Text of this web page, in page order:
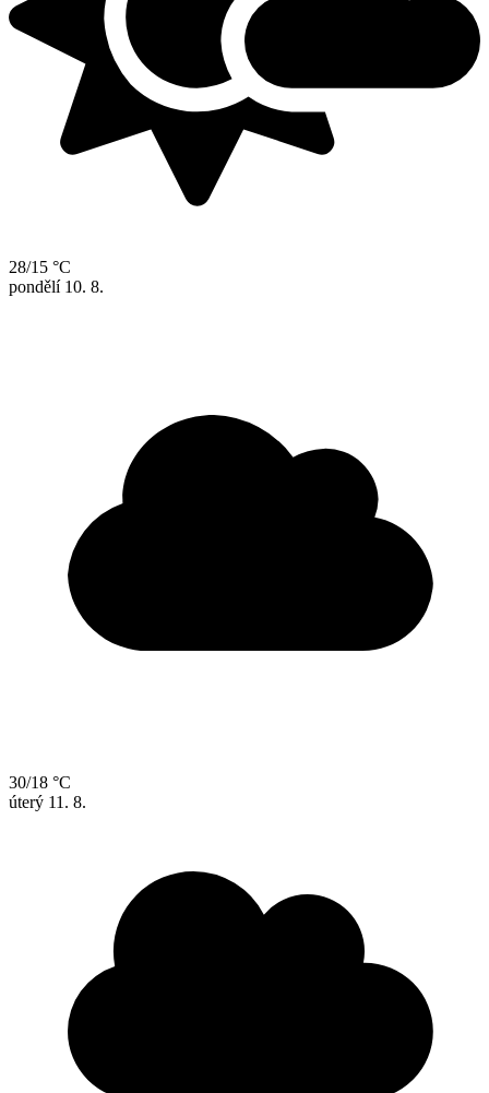
28/15 °C
pondělí 10. 8.
30/18 °C
úterý 11. 8.